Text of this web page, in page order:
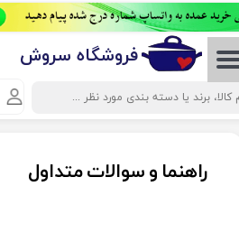
حساب کاربری من
تغییر گذر واژه
خروج از حساب کاربری
​​​​​​​​فروشگاه سروش
راهنما و سوالات متداول